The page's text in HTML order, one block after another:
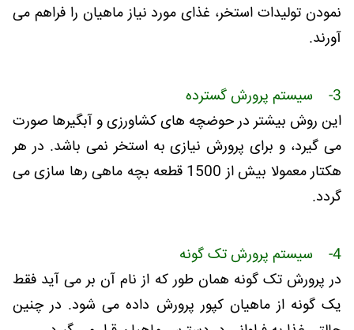
نمودن تولیدات استخر، غذای مورد نیاز ماهیان را فراهم می
آورند.
3- سیستم پرورش گسترده
این روش بیشتر در حوضچه های کشاورزی و آبگیرها صورت
می گیرد، و برای پرورش نیازی به استخر نمی باشد. در هر
هکتار معمولا بیش از 1500 قطعه بچه ماهی رها سازی می
گردد.
4- سیستم پرورش تک گونه
در پرورش تک گونه همان طور که از نام آن بر می آید فقط
یک گونه از ماهیان کپور پرورش داده می شود. در چنین